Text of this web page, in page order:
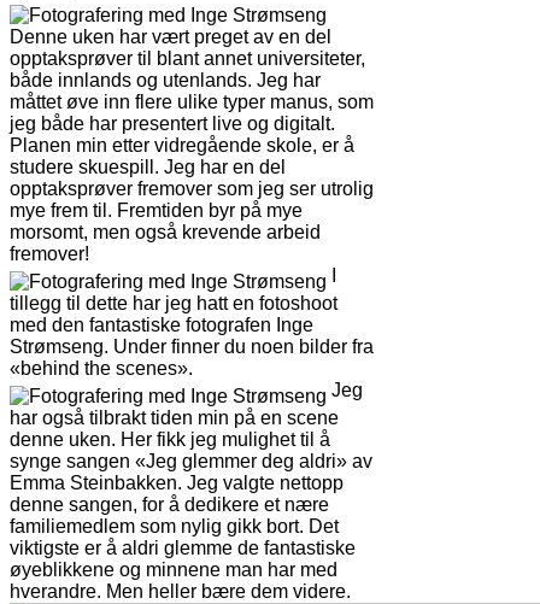
Denne uken har vært preget av en del
opptaksprøver til blant annet universiteter,
både innlands og utenlands. Jeg har
måttet øve inn flere ulike typer manus, som
jeg både har presentert live og digitalt.
Planen min etter vidregående skole, er å
studere skuespill. Jeg har en del
opptaksprøver fremover som jeg ser utrolig
mye frem til. Fremtiden byr på mye
morsomt, men også krevende arbeid
fremover!
tillegg til dette har jeg hatt en fotoshoot
med den fantastiske fotografen Inge
Strømseng. Under finner du noen bilder fra
«behind the scenes».
Jeg
har også tilbrakt tiden min på en scene
denne uken. Her fikk jeg mulighet til å
synge sangen «Jeg glemmer deg aldri» av
Emma Steinbakken. Jeg valgte nettopp
denne sangen, for å dedikere et nære
familiemedlem som nylig gikk bort. Det
viktigste er å aldri glemme de fantastiske
øyeblikkene og minnene man har med
hverandre. Men heller bære dem videre.